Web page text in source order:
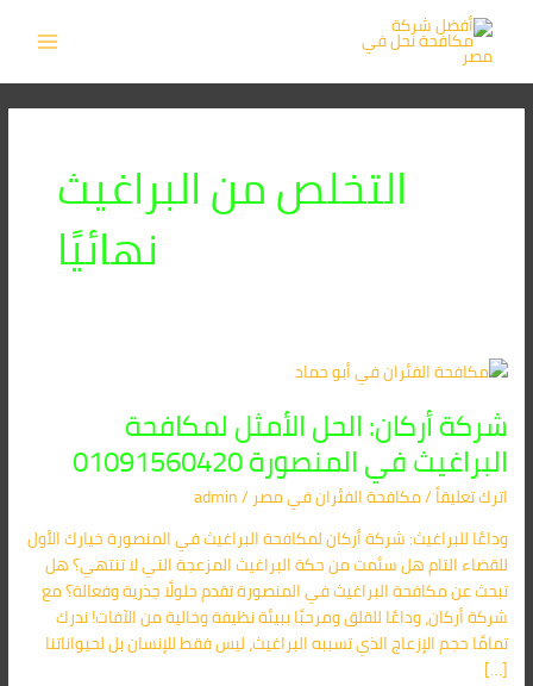
المحتوى
التخلص من البراغيث
نهائيًا
شركة أركان: الحل الأمثل لمكافحة
البراغيث في المنصورة 01091560420
اترك تعليقاً/مكافحة الفئران​ في مصر/
admin
وداعًا للبراغيث: شركة أركان لمكافحة البراغيث في المنصورة خيارك الأول
للقضاء التام هل سئمت من حكة البراغيث المزعجة التي لا تنتهي؟ هل
تبحث عن مكافحة البراغيث في المنصورة تقدم حلولًا جذرية وفعالة؟ مع
شركة أركان، وداعًا للقلق ومرحبًا ببيئة نظيفة وخالية من الآفات! ندرك
تمامًا حجم الإزعاج الذي تسببه البراغيث، ليس فقط للإنسان بل لحيواناتنا
[…]
شركة
الحل
الأمثل
لمكافحة
البراغيث
في
المنصورة
01091560420